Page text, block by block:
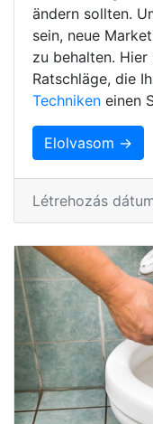
ändern sollten.
sein, neue
zu behalten.
Ratschläge, die
Techniken einen
Elolvasom →
Létrehozás